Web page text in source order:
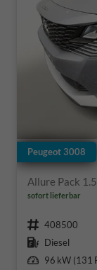
Peugeot 3008
Allure Pack
sofort lieferbar
Fahrzeugnr. 408500
Kraftstoff Diesel
Leistung 96 kW (131